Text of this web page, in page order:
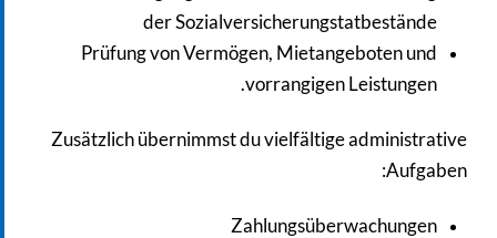
der Sozialversicherungstatbestände
Prüfung von Vermögen, Mietangeboten und
vorrangigen Leistungen.
Zusätzlich übernimmst du vielfältige administrative
Aufgaben:
Zahlungsüberwachungen